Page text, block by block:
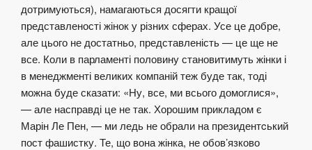
дотримуються), намагаються досягти кращої
представленості жінок у різних сферах. Усе це добре,
але цього не достатньо, представленість — це ще не
все. Коли в парламенті половину становитимуть жінки і
в менеджменті великих компаній теж буде так, тоді
можна буде сказати: «Ну, все, ми всього домоглися»,
— але насправді це не так. Хорошим прикладом є
Марін Ле Пен, — ми ледь не обрали на президентcький
пост фашистку. Те, що вона жінка, не обов’язково